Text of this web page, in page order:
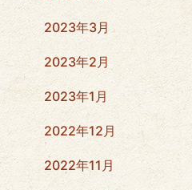
2023年3月
2023年2月
2023年1月
2022年12月
2022年11月